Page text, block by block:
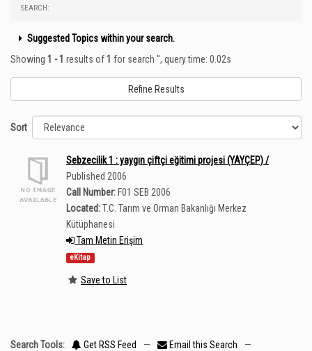
SEARCH:
Suggested Topics within your search.
Showing 1 - 1 results of1 for search '', query time: 0.02s
Refine Results
Sort
Sebzecilik 1 : yaygın çiftçi eğitimi projesi (YAYÇEP) /
Published 2006
Call Number: F01 SEB 2006
Located:T.C. Tarım ve Orman Bakanlığı Merkez
Kütüphanesi
Tam Metin Erişim
eKitap
Save to List
Search Tools: Get RSS Feed — Email this Search
—